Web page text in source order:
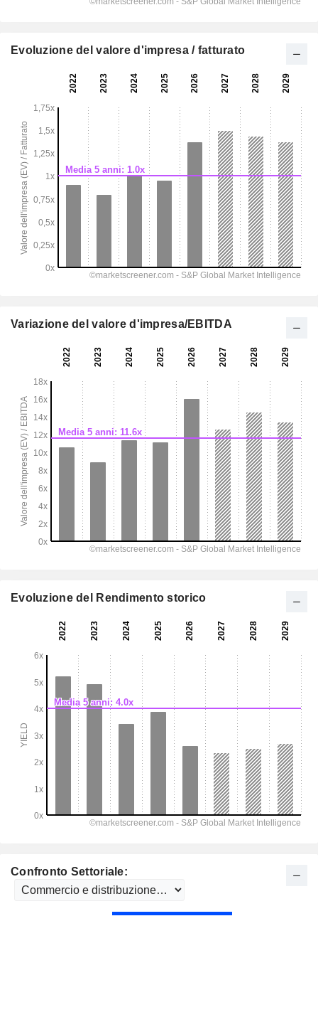
Confronto Settoriale:
Evoluzione del valore d'impresa / fatturato
Variazione del valore d'impresa/EBITDA
Evoluzione del Rendimento storico